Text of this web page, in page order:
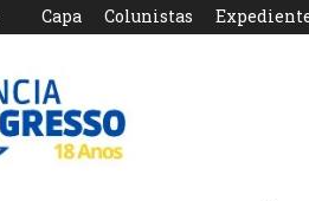
Capa Colunistas